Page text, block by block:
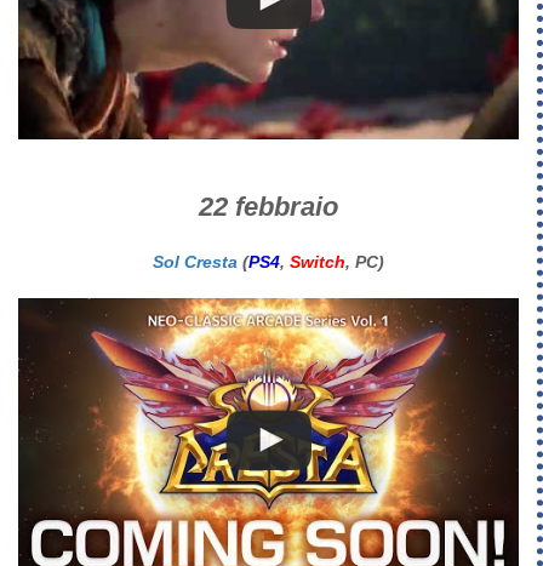
22 febbraio
Sol Cresta (PS4, Switch, PC)